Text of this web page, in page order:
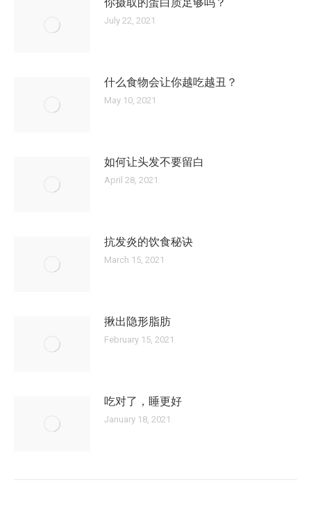
July 22, 2021
什么食物会让你越吃越丑？
May 10, 2021
如何让头发不要留白
April 28, 2021
抗发炎的饮食秘诀
March 15, 2021
揪出隐形脂肪
February 15, 2021
吃对了，睡更好
January 18, 2021